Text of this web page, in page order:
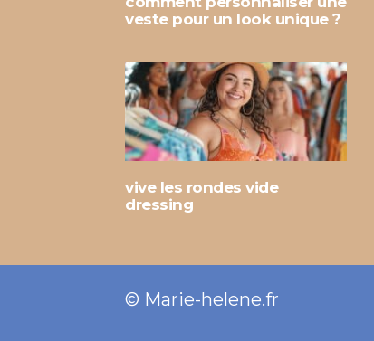
veste pour un look unique ?
vive les rondes vide
dressing
© Marie-helene.fr